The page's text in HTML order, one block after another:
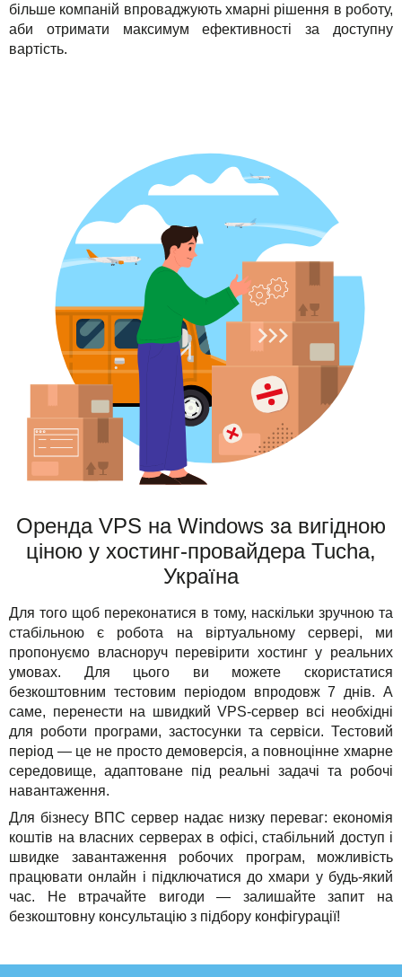
більше компаній впроваджують хмарні рішення в роботу,
аби отримати максимум ефективності за доступну
вартість.
Оренда VPS на Windows за вигідною
ціною у хостинг-провайдера Tucha,
Україна
Для того щоб переконатися в тому, наскільки зручною та
стабільною є робота на віртуальному сервері, ми
пропонуємо власноруч перевірити хостинг у реальних
умовах. Для цього ви можете скористатися
безкоштовним тестовим періодом впродовж 7 днів. А
саме, перенести на швидкий VPS-сервер всі необхідні
для роботи програми, застосунки та сервіси. Тестовий
період — це не просто демоверсія, а повноцінне хмарне
середовище, адаптоване під реальні задачі та робочі
навантаження.
Для бізнесу ВПС сервер надає низку переваг: економія
коштів на власних серверах в офісі, стабільний доступ і
швидке завантаження робочих програм, можливість
працювати онлайн і підключатися до хмари у будь-який
час. Не втрачайте вигоди — залишайте запит на
безкоштовну консультацію з підбору конфігурації!